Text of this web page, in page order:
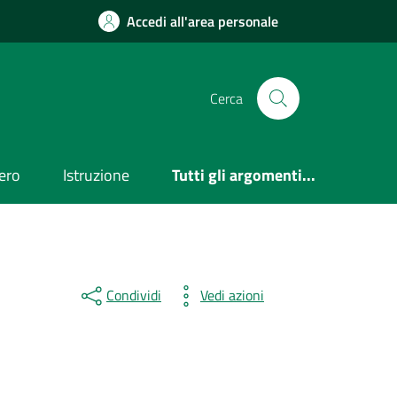
Accedi all'area personale
Cerca
Istruzione Tutti gli argomenti...
Condividi Vedi azioni